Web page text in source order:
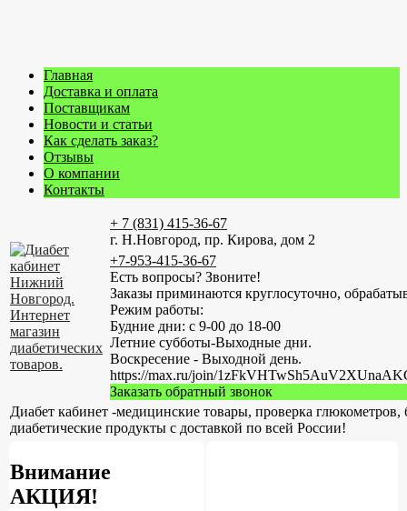
Главная
Доставка и оплата
Поставщикам
Новости и статьи
Как сделать заказ?
Отзывы
О компании
Контакты
+ 7 (831) 415-36-67
г. Н.Новгород, пр. Кирова, дом 2
+7-953-415-36-67
Есть вопросы? Звоните!
Заказы приминаются круглосуточно,
Режим работы:
Будние дни: с 9-00 до 18-00
Летние субботы-Выходные дни.
Воскресение - Выходной день.
https://max.ru/join/
Заказать обратный звонок
Диабет кабинет -медицинские товары, проверка глюкометров,
диабетические продукты с доставкой по всей России!
Внимание
АКЦИЯ!